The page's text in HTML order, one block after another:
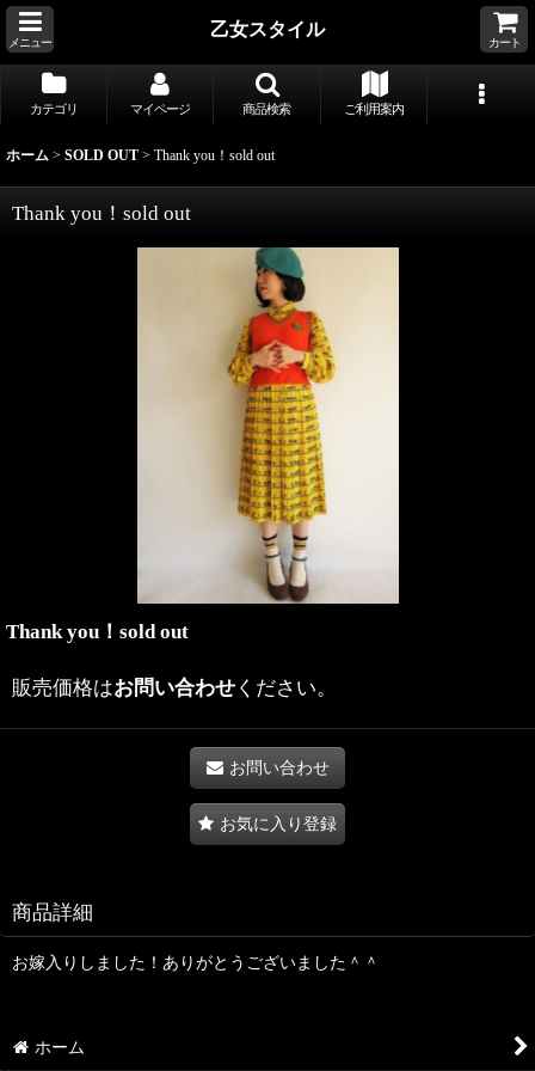
メニュー
乙女スタイル
カート
カテゴリ マイページ 商品検索 ご利用案内
ホーム > SOLD OUT > Thank you！sold out
Thank you！sold out
Thank you！sold out
販売価格はお問い合わせ ください。
お問い合わせ
お気に入り登録
商品詳細
お嫁入りしました！ありがとうございました＾＾
ホーム